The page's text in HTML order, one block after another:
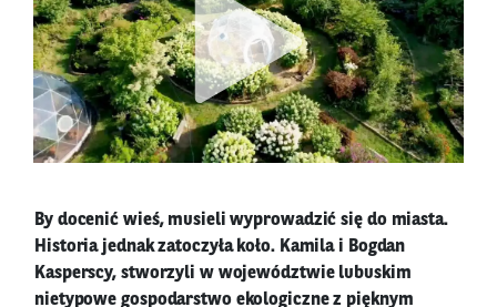
By docenić wieś, musieli wyprowadzić się do miasta.
Historia jednak zatoczyła koło. Kamila i Bogdan
Kasperscy, stworzyli w województwie lubuskim
nietypowe gospodarstwo ekologiczne z pięknym